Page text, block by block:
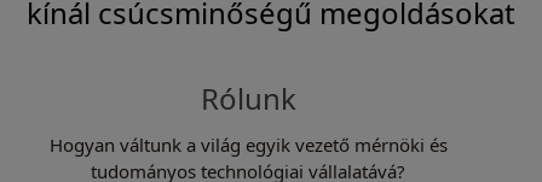
kínál csúcsminőségű megoldásokat
Rólunk
Hogyan váltunk a világ egyik vezető mérnöki és
tudományos technológiai vállalatává?